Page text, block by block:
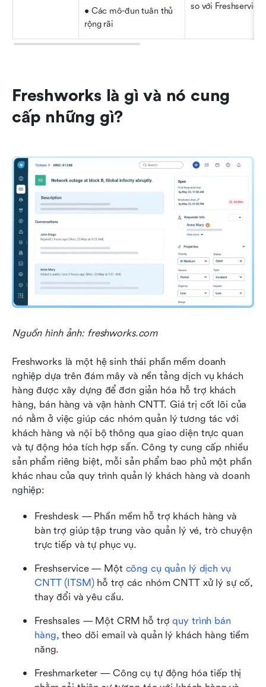
• Các mô-đun tuân thủ
rộng rãi
so với Freshservice
Freshworks là gì và nó cung
cấp những gì?
Nguồn hình ảnh: freshworks.com
Freshworks là một hệ sinh thái phần mềm doanh
nghiệp dựa trên đám mây và nền tảng dịch vụ khách
hàng được xây dựng để đơn giản hóa hỗ trợ khách
hàng, bán hàng và vận hành CNTT. Giá trị cốt lõi của
nó nằm ở việc giúp các nhóm quản lý tương tác với
khách hàng và nội bộ thông qua giao diện trực quan
và tự động hóa tích hợp sẵn. Công ty cung cấp nhiều
sản phẩm riêng biệt, mỗi sản phẩm bao phủ một phần
khác nhau của quy trình quản lý khách hàng và doanh
nghiệp:
Freshdesk — Phần mềm hỗ trợ khách hàng và
bàn trợ giúp tập trung vào quản lý vé, trò chuyện
trực tiếp và tự phục vụ.
Freshservice — Một công cụ quản lý dịch vụ
CNTT (ITSM) hỗ trợ các nhóm CNTT xử lý sự cố,
thay đổi và yêu cầu.
Freshsales — Một CRM hỗ trợ quy trình bán
hàng, theo dõi email và quản lý khách hàng tiềm
năng.
Freshmarketer — Công cụ tự động hóa tiếp thị